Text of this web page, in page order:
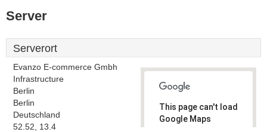
Server
Serverort
Evanzo E-commerce Gmbh
Infrastructure
Berlin
Berlin
Deutschland
52.52, 13.4
This page can't load
Google Maps